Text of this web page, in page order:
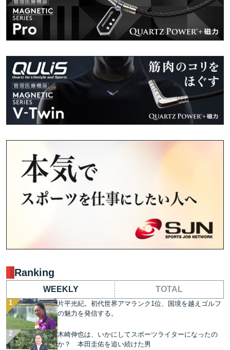
Ranking
WEEKLY TOTAL
片平光紀。初代世界アマランク1位、国境を越えゴルフ
の魅力を発信する。
木崎伸也は、いかにしてスポーツライターになったの
か？ 本田圭佑を追い続けた男